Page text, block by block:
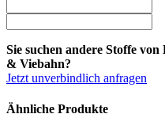
Sie suchen andere Stoffe
& Viebahn?
Jetzt unverbindlich anfragen
Ähnliche Produkte